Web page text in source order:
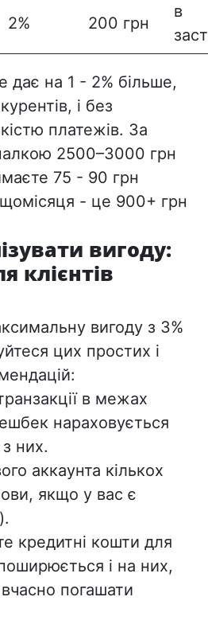
2% 200 грн
в
дає на 1 - 2% більше,
і без
платежів. За
2500–3000 грн
75 - 90 грн
- це 900+ грн
вигоду:
клієнтів
вигоду з 3%
цих простих і
в межах
нараховується
них.
аккаунта кількох
якщо у вас є
кредитні кошти для
і на них,
погашати